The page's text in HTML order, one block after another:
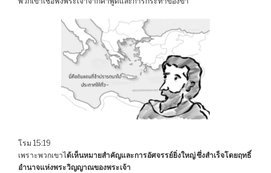
โรม 15:19
เพราะพวกเขาได้เห็นหมายสำคัญและการอัศจรรย์ยิ่งใหญ่ ซึ่งสำเร็จโดยฤทธิ์
อำนาจแห่งพระวิญญาณของพระเจ้า